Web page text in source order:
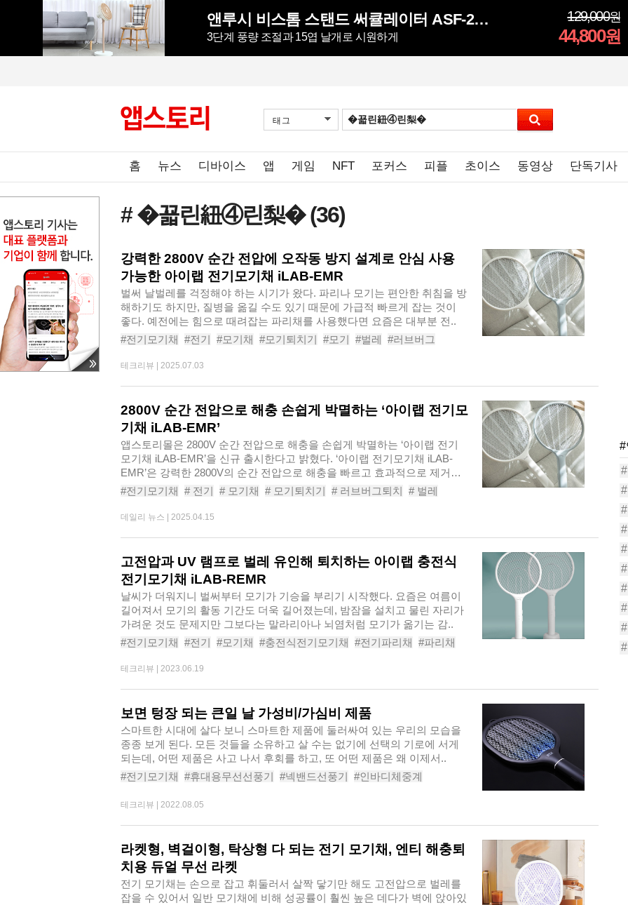
앤루시 비스톰 스탠드 써큘레이터 ASF-200A
3단계 풍량 조절과 15엽 날개로 시원하게
129,000원
44,800원
태그
홈 뉴스 디바이스 앱 게임 NFT 포커스 피플 초이스 동영상 단독기사
# �꾧린紐④린梨�(36)
강력한 2800V 순간 전압에 오작동 방지 설계로 안심 사용
가능한 아이랩 전기모기채 iLAB-EMR
벌써 날벌레를 걱정해야 하는 시기가 왔다. 파리나 모기는 편안한 취침을 방
해하기도 하지만, 질병을 옮길 수도 있기 때문에 가급적 빠르게 잡는 것이
좋다. 예전에는 힘으로 때려잡는 파리채를 사용했다면 요즘은 대부분 전..
#전기모기채 #전기 #모기채 #모기퇴치기 #모기 #벌레 #러브버그
테크리뷰 | 2025.07.03
2800V 순간 전압으로 해충 손쉽게 박멸하는 ‘아이랩 전기모
기채 iLAB-EMR’
앱스토리몰은 2800V 순간 전압으로 해충을 손쉽게 박멸하는 ‘아이랩 전기
모기채 iLAB-EMR’을 신규 출시한다고 밝혔다. ‘아이랩 전기모기채 iLAB-
EMR’은 강력한 2800V의 순간 전압으로 해충을 빠르고 효과적으로 제거해
쾌..
#전기모기채 # 전기 # 모기채 # 모기퇴치기 # 러브버그퇴치 # 벌레
데일리 뉴스 | 2025.04.15
고전압과 UV 램프로 벌레 유인해 퇴치하는 아이랩 충전식
전기모기채 iLAB-REMR
날씨가 더워지니 벌써부터 모기가 기승을 부리기 시작했다. 요즘은 여름이
길어져서 모기의 활동 기간도 더욱 길어졌는데, 밤잠을 설치고 물린 자리가
가려운 것도 문제지만 그보다는 말라리아나 뇌염처럼 모기가 옮기는 감..
#전기모기채 #전기 #모기채 #충전식전기모기채 #전기파리채 #파리채
#아이랩충전식전기모기채iLAB-REMR
테크리뷰 | 2023.06.19
보면 텅장 되는 큰일 날 가성비/가심비 제품
스마트한 시대에 살다 보니 스마트한 제품에 둘러싸여 있는 우리의 모습을
종종 보게 된다. 모든 것들을 소유하고 살 수는 없기에 선택의 기로에 서게
되는데, 어떤 제품은 사고 나서 후회를 하고, 또 어떤 제품은 왜 이제서..
#전기모기채 #휴대용무선선풍기 #넥밴드선풍기 #인바디체중계
#무선충전기 #바디캠
테크리뷰 | 2022.08.05
라켓형, 벽걸이형, 탁상형 다 되는 전기 모기채, 엔티 해충퇴
치용 듀얼 무선 라켓
전기 모기채는 손으로 잡고 휘둘러서 살짝 닿기만 해도 고전압으로 벌레를
잡을 수 있어서 일반 모기채에 비해 성공률이 훨씬 높은 데다가 벽에 앉아있
#